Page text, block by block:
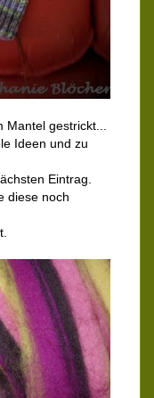
gestrickt...
Ideen und zu
Eintrag.
diese noch